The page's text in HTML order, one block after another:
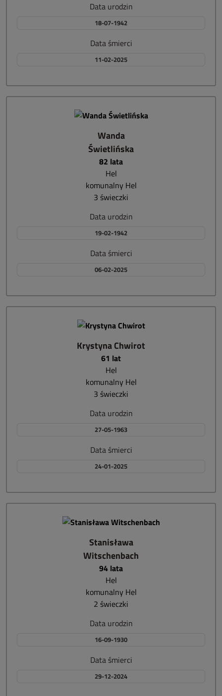
Data urodzin
18-07-1942
Data śmierci
11-02-2025
Wanda
Świetlińska
82 lata
Hel
komunalny Hel
3 świeczki
Data urodzin
19-02-1942
Data śmierci
06-02-2025
Krystyna Chwirot
61 lat
Hel
komunalny Hel
3 świeczki
Data urodzin
27-05-1963
Data śmierci
24-01-2025
Stanisława
Witschenbach
94 lata
Hel
komunalny Hel
2 świeczki
Data urodzin
16-09-1930
Data śmierci
29-12-2024